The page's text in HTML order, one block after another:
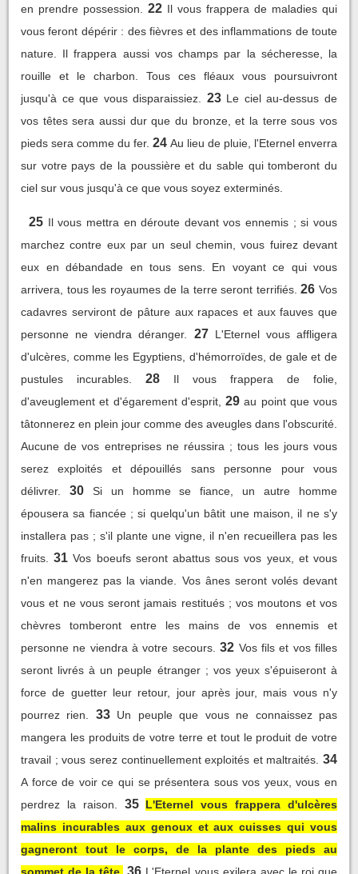
en prendre possession.
22 Il vous frappera de maladies qui
vous feront dépérir : des fièvres et des inflammations de toute
nature. Il frappera aussi vos champs par la sécheresse, la
rouille et le charbon. Tous ces fléaux vous poursuivront
jusqu'à ce que vous disparaissiez.
23 Le ciel au-dessus de
vos têtes sera aussi dur que du bronze, et la terre sous vos
pieds sera comme du fer. 24 Au lieu de pluie, l'Eternel enverra
sur votre pays de la poussière et du sable qui tomberont du
ciel sur vous jusqu'à ce que vous soyez exterminés.
25 Il vous mettra en déroute devant vos ennemis ; si vous
marchez contre eux par un seul chemin, vous fuirez devant
eux en débandade en tous sens. En voyant ce qui vous
arrivera, tous les royaumes de la terre seront terrifiés. 26 Vos
cadavres serviront de pâture aux rapaces et aux fauves que
personne ne viendra déranger.
27 L'Eternel vous affligera
d'ulcères, comme les Egyptiens, d'hémorroïdes, de gale et de
pustules incurables.
28
Il vous frappera de folie,
d'aveuglement et d'égarement d'esprit, 29 au point que vous
tâtonnerez en plein jour comme des aveugles dans l'obscurité.
Aucune de vos entreprises ne réussira ; tous les jours vous
serez exploités et dépouillés sans personne pour vous
délivrer.
30
Si un homme se fiance, un autre homme
épousera sa fiancée ; si quelqu'un bâtit une maison, il ne s'y
installera pas ; s'il plante une vigne, il n'en recueillera pas les
fruits.
31 Vos boeufs seront abattus sous vos yeux, et vous
n'en mangerez pas la viande. Vos ânes seront volés devant
vous et ne vous seront jamais restitués ; vos moutons et vos
chèvres tomberont entre les mains de vos ennemis et
personne ne viendra à votre secours. 32 Vos fils et vos filles
seront livrés à un peuple étranger ; vos yeux s'épuiseront à
force de guetter leur retour, jour après jour, mais vous n'y
pourrez rien.
33 Un peuple que vous ne connaissez pas
mangera les produits de votre terre et tout le produit de votre
travail ; vous serez continuellement exploités et maltraités. 34
A force de voir ce qui se présentera sous vos yeux, vous en
perdrez la raison.
35 L'Eternel vous frappera d'ulcères
malins incurables aux genoux et aux cuisses qui vous
gagneront tout le corps, de la plante des pieds au
36